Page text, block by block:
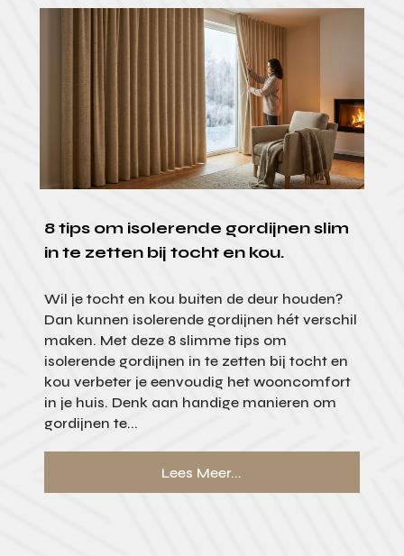
8 tips om isolerende gordijnen slim
in te zetten bij tocht en kou.
Wil je tocht en kou buiten de deur houden?
Dan kunnen isolerende gordijnen hét verschil
maken. Met deze 8 slimme tips om
isolerende gordijnen in te zetten bij tocht en
kou verbeter je eenvoudig het wooncomfort
in je huis. Denk aan handige manieren om
gordijnen te...
Lees Meer...